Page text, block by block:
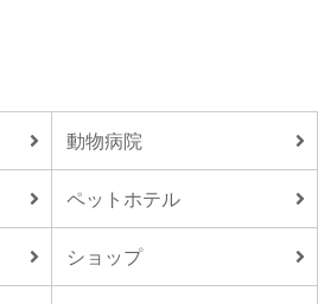
動物病院
ペットホテル
ショップ